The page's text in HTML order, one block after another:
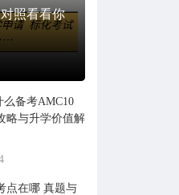
照看看你
么备考AMC10
略与升学价值解
点在哪 真题与